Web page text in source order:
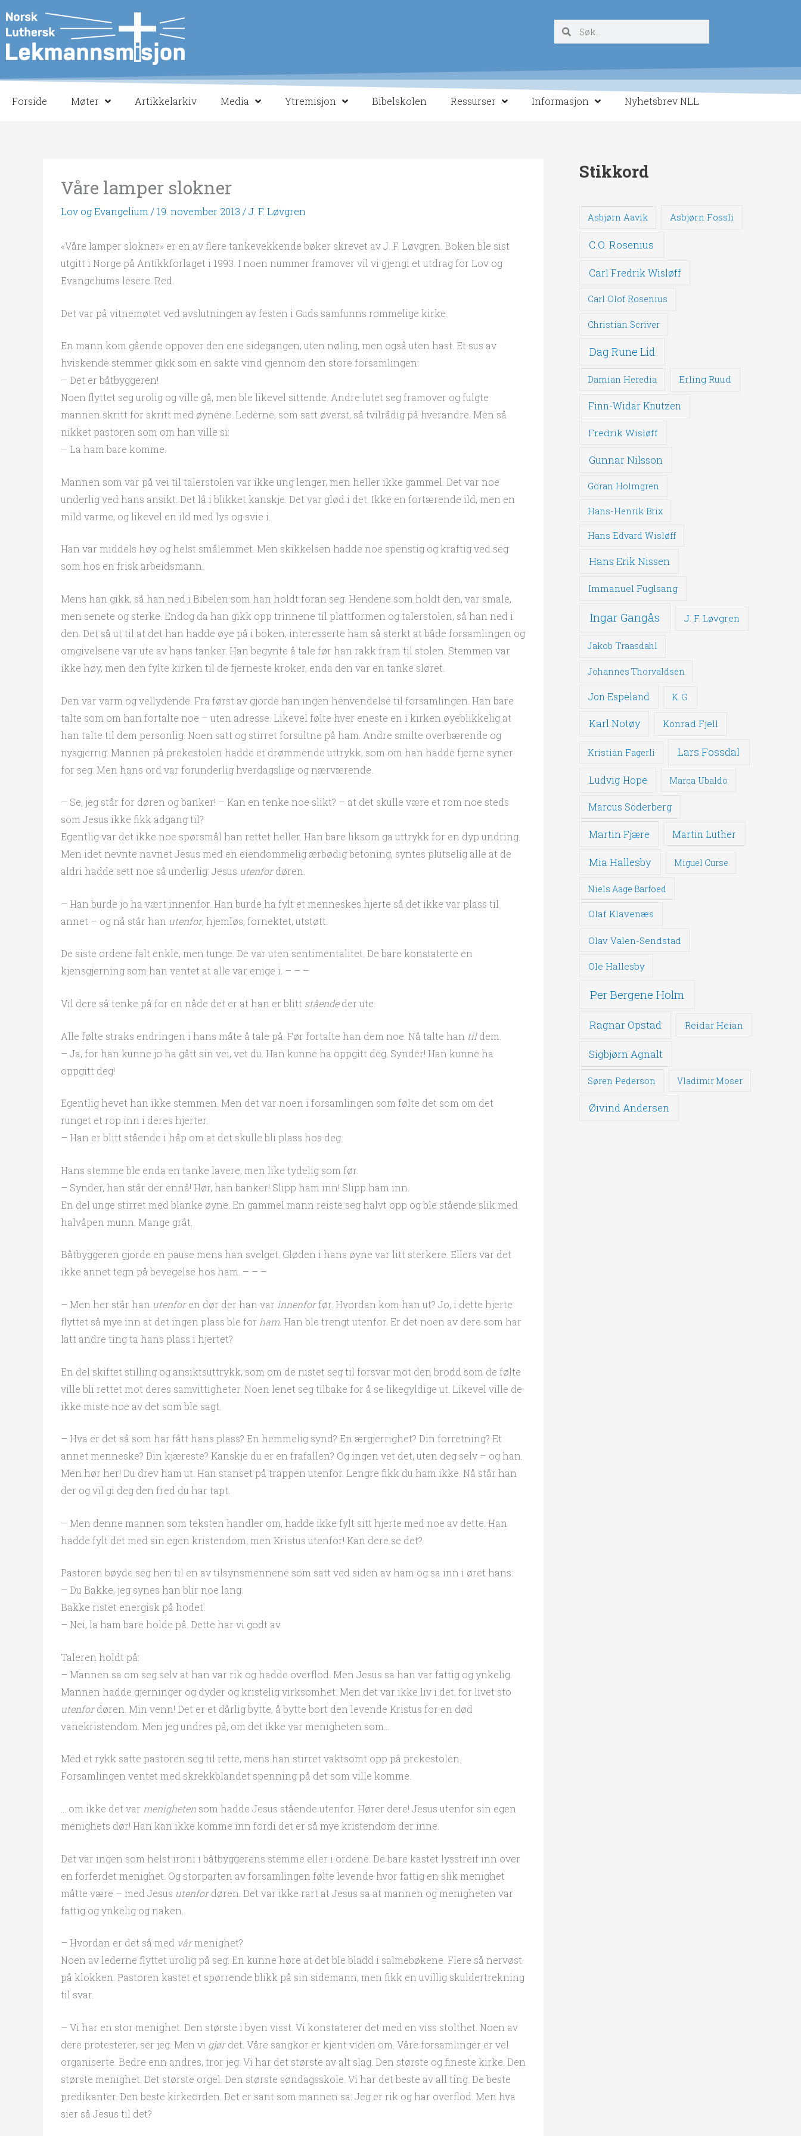
rett
til
innholdet
SøkSøk
Forside Møter Artikkelarkiv Media Ytremisjon Bibelskolen Ressurser Informasjon Nyhetsbrev NLL
Våre lamper slokner
Lov og Evangelium / 19. november 2013 /J. F. Løvgren
«Våre lamper slokner» er en av flere tankevekkende bøker skrevet av J. F. Løvgren. Boken ble sist
utgitt i Norge på Antikkforlaget i 1993. I noen nummer framover vil vi gjengi et utdrag for Lov og
Evangeliums lesere. Red.
Det var på vitnemøtet ved avslutningen av festen i Guds samfunns rommelige kirke.
En mann kom gående oppover den ene sidegangen, uten nøling, men også uten hast. Et sus av
hviskende stemmer gikk som en sakte vind gjennom den store forsamlingen:
– Det er båtbyggeren!
Noen flyttet seg urolig og ville gå, men ble likevel sittende. Andre lutet seg framover og fulgte
mannen skritt for skritt med øynene. Lederne, som satt øverst, så tvilrådig på hverandre. Men så
nikket pastoren som om han ville si:
– La ham bare komme.
Mannen som var på vei til talerstolen var ikke ung lenger, men heller ikke gammel. Det var noe
underlig ved hans ansikt. Det lå i blikket kanskje. Det var glød i det. Ikke en fortærende ild, men en
mild varme, og likevel en ild med lys og svie i.
Han var middels høy og helst smålemmet. Men skikkelsen hadde noe spenstig og kraftig ved seg
som hos en frisk arbeidsmann.
Mens han gikk, så han ned i Bibelen som han holdt foran seg. Hendene som holdt den, var smale,
men senete og sterke. Endog da han gikk opp trinnene til plattformen og talerstolen, så han ned i
den. Det så ut til at det han hadde øye på i boken, interesserte ham så sterkt at både forsamlingen og
omgivelsene var ute av hans tanker. Han begynte å tale før han rakk fram til stolen. Stemmen var
ikke høy, men den fylte kirken til de fjerneste kroker, enda den var en tanke sløret.
Den var varm og vellydende. Fra først av gjorde han ingen henvendelse til forsamlingen. Han bare
talte som om han fortalte noe – uten adresse. Likevel følte hver eneste en i kirken øyeblikkelig at
han talte til dem personlig. Noen satt og stirret forsultne på ham. Andre smilte overbærende og
nysgjerrig. Mannen på prekestolen hadde et drømmende uttrykk, som om han hadde fjerne syner
for seg. Men hans ord var forunderlig hverdagslige og nærværende.
– Se, jeg står for døren og banker! – Kan en tenke noe slikt? – at det skulle være et rom noe steds
som Jesus ikke fikk adgang til?
Egentlig var det ikke noe spørsmål han rettet heller. Han bare liksom ga uttrykk for en dyp undring.
Men idet nevnte navnet Jesus med en eiendommelig ærbødig betoning, syntes plutselig alle at de
aldri hadde sett noe så underlig: Jesus utenfordøren.
– Han burde jo ha vært innenfor. Han burde ha fylt et menneskes hjerte så det ikke var plass til
annet – og nå står han utenfor, hjemløs, fornektet, utstøtt.
De siste ordene falt enkle, men tunge. De var uten sentimentalitet. De bare konstaterte en
kjensgjerning som han ventet at alle var enige i. – – –
Vil dere så tenke på for en nåde det er at han er blitt ståendeder ute.
Alle følte straks endringen i hans måte å tale på. Før fortalte han dem noe. Nå talte han tildem.
– Ja, for han kunne jo ha gått sin vei, vet du. Han kunne ha oppgitt deg. Synder! Han kunne ha
oppgitt deg!
Egentlig hevet han ikke stemmen. Men det var noen i forsamlingen som følte det som om det
runget et rop inn i deres hjerter.
– Han er blitt stående i håp om at det skulle bli plass hos deg.
Hans stemme ble enda en tanke lavere, men like tydelig som før.
– Synder, han står der ennå! Hør, han banker! Slipp ham inn! Slipp ham inn.
En del unge stirret med blanke øyne. En gammel mann reiste seg halvt opp og ble stående slik med
halvåpen munn. Mange gråt.
Båtbyggeren gjorde en pause mens han svelget. Gløden i hans øyne var litt sterkere. Ellers var det
ikke annet tegn på bevegelse hos ham. – – –
– Men her står han utenforen dør der han var innenforfør. Hvordan kom han ut? Jo, i dette hjerte
flyttet så mye inn at det ingen plass ble for ham . Han ble trengt utenfor. Er det noen av dere som har
latt andre ting ta hans plass i hjertet?
En del skiftet stilling og ansiktsuttrykk, som om de rustet seg til forsvar mot den brodd som de følte
ville bli rettet mot deres samvittigheter. Noen lenet seg tilbake for å se likegyldige ut. Likevel ville de
ikke miste noe av det som ble sagt.
– Hva er det så som har fått hans plass? En hemmelig synd? En ærgjerrighet? Din forretning? Et
annet menneske? Din kjæreste? Kanskje du er en frafallen? Og ingen vet det, uten deg selv – og han.
Men hør her! Du drev ham ut. Han stanset på trappen utenfor. Lengre fikk du ham ikke. Nå står han
der og vil gi deg den fred du har tapt.
– Men denne mannen som teksten handler om, hadde ikke fylt sitt hjerte med noe av dette. Han
hadde fylt det med sin egen kristendom, men Kristus utenfor! Kan dere se det?
Pastoren bøyde seg hen til en av tilsynsmennene som satt ved siden av ham og sa inn i øret hans:
– Du Bakke, jeg synes han blir noe lang.
Bakke ristet energisk på hodet.
– Nei, la ham bare holde på. Dette har vi godt av.
Taleren holdt på:
– Mannen sa om seg selv at han var rik og hadde overflod. Men Jesus sa han var fattig og ynkelig.
Mannen hadde gjerninger og dyder og kristelig virksomhet. Men det var ikke liv i det, for livet sto
utenfordøren. Min venn! Det er et dårlig bytte, å bytte bort den levende Kristus for en død
vanekristendom. Men jeg undres på, om det ikke var menigheten som…
Med et rykk satte pastoren seg til rette, mens han stirret vaktsomt opp på prekestolen.
Forsamlingen ventet med skrekkblandet spenning på det som ville komme.
… om ikke det var menigheten som hadde Jesus stående utenfor. Hører dere! Jesus utenfor sin egen
menighets dør! Han kan ikke komme inn fordi det er så mye kristendom der inne.
Det var ingen som helst ironi i båtbyggerens stemme eller i ordene. De bare kastet lysstreif inn over
en forferdet menighet. Og storparten av forsamlingen følte levende hvor fattig en slik menighet
måtte være – med Jesus utenfordøren. Det var ikke rart at Jesus sa at mannen og menigheten var
fattig og ynkelig og naken.
– Hvordan er det så med vårmenighet?
Noen av lederne flyttet urolig på seg. En kunne høre at det ble bladd i salmebøkene. Flere så nervøst
på klokken. Pastoren kastet et spørrende blikk på sin sidemann, men fikk en uvillig skuldertrekning
til svar.
– Vi har en stor menighet. Den største i byen visst. Vi konstaterer det med en viss stolthet. Noen av
dere protesterer, ser jeg. Men vi gjørdet. Våre sangkor er kjent viden om. Våre forsamlinger er vel
organiserte. Bedre enn andres, tror jeg. Vi har det største av alt slag. Den største og fineste kirke. Den
største menighet. Det største orgel. Den største søndagsskole. Vi har det beste av all ting. De beste
predikanter. Den beste kirkeorden. Det er sant som mannen sa: Jeg er rik og har overflod. Men hva
sier så Jesus til det?
Stikkord
Asbjørn Aavik Asbjørn Fossli
C.O. Rosenius
Carl Fredrik Wisløff
Carl Olof Rosenius
Christian Scriver
Dag Rune Lid
Damian Heredia Erling Ruud
Finn-Widar Knutzen
Fredrik Wisløff
Gunnar Nilsson
Göran Holmgren
Hans-Henrik Brix
Hans Edvard Wisløff
Hans Erik Nissen
Immanuel Fuglsang
Ingar Gangås J. F. Løvgren
Jakob Traasdahl
Johannes Thorvaldsen
Jon Espeland K. G.
Karl Notøy Konrad Fjell
Kristian Fagerli Lars Fossdal
Ludvig Hope Marca Ubaldo
Marcus Söderberg
Martin Fjære Martin Luther
Mia Hallesby Miguel Curse
Niels Aage Barfoed
Olaf Klavenæs
Olav Valen-Sendstad
Ole Hallesby
Per Bergene Holm
Ragnar Opstad Reidar Heian
Sigbjørn Agnalt
Søren Pederson Vladimir Moser
Øivind Andersen